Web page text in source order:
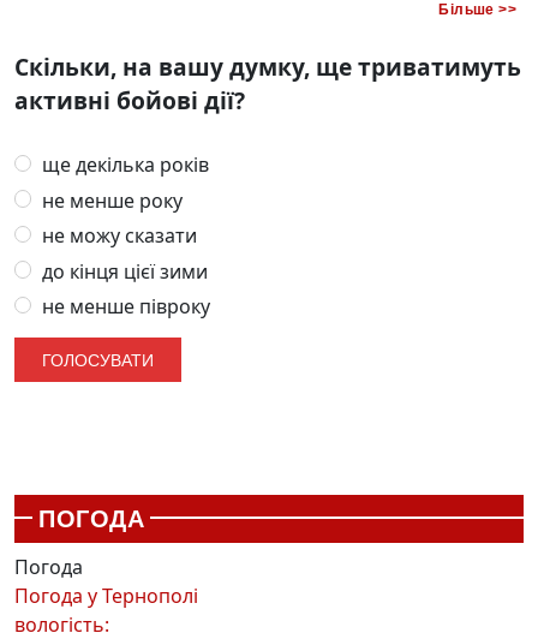
Більше >>
Скільки, на вашу думку, ще триватимуть
активні бойові дії?
ще декілька років
не менше року
не можу сказати
до кінця цієї зими
не менше півроку
ПОГОДА
Погода
Погода уТернополі
вологість: